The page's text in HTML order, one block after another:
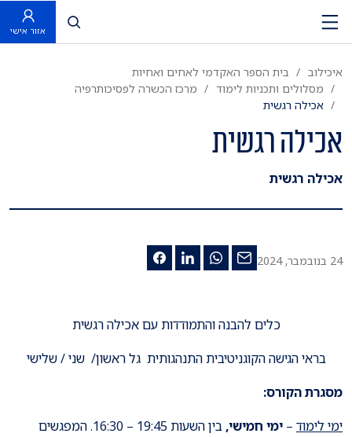
פתח חיפוש
אזור אישי
איכילוב
בית הספר האקדמי לאחים ואחיות
מסלולים ותכניות לימוד
מרכז הכשרה לפסיכותרפיה
אכילה רגשית
אכילה רגשית
אכילה רגשית
24 בנובמבר, 2024
כלים להבנה והתמודדות עם אכילה רגשית
בראי הגישה הקוגניטיבית התנהגותית גל ראשון/ שני / שלישי
מסגרת הקורס:
ימי לימוד – ימי חמישי,
בין השעות 19:45 – 16:30. המפגשים